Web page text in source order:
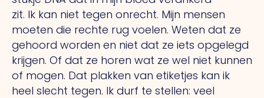
zit. Ik kan niet tegen onrecht. Mijn mensen
moeten die rechte rug voelen. Weten dat ze
gehoord worden en niet dat ze iets opgelegd
krijgen. Of dat ze horen wat ze wel niet kunnen
of mogen. Dat plakken van etiketjes kan ik
heel slecht tegen. Ik durf te stellen: veel